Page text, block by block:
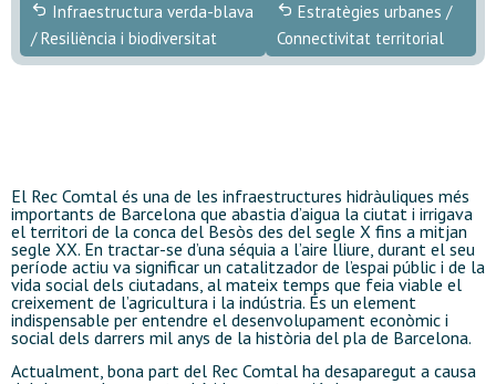
Infraestructura verda-blava
/ Resiliència i biodiversitat
Estratègies urbanes /
Connectivitat territorial
El Rec Comtal és una de les infraestructures hidràuliques més
importants de Barcelona que abastia d’aigua la ciutat i irrigava
el territori de la conca del Besòs des del segle X fins a mitjan
segle XX. En tractar-se d’una séquia a l’aire lliure, durant el seu
període actiu va significar un catalitzador de l’espai públic i de la
vida social dels ciutadans, al mateix temps que feia viable el
creixement de l’agricultura i la indústria. És un element
indispensable per entendre el desenvolupament econòmic i
social dels darrers mil anys de la història del pla de Barcelona.
Actualment, bona part del Rec Comtal ha desaparegut a causa